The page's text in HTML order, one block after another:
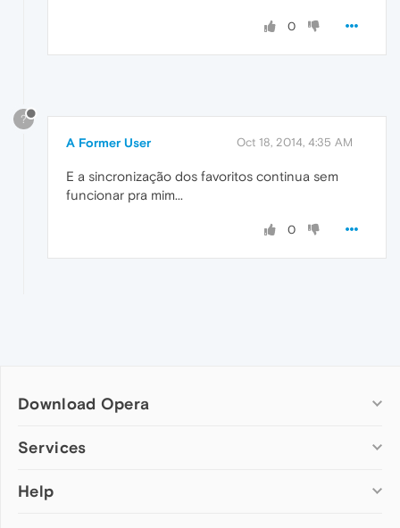
0
?
A Former User Oct 18, 2014, 4:35 AM
E a sincronização dos favoritos continua sem
funcionar pra mim...
0
Download Opera
Computer browsers
Opera for Mac
Services
Add-ons
Help